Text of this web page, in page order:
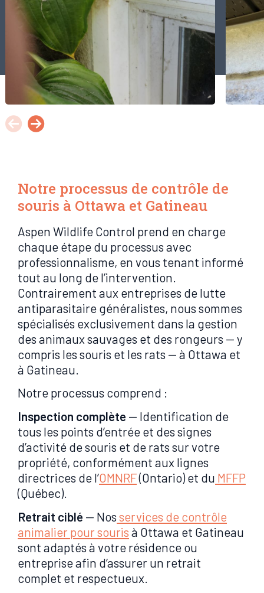
Notre processus de contrôle de
souris à Ottawa et Gatineau
Aspen Wildlife Control prend en charge
chaque étape du processus avec
professionnalisme, en vous tenant informé
tout au long de l’intervention.
Contrairement aux entreprises de lutte
antiparasitaire généralistes, nous sommes
spécialisés exclusivement dans la gestion
des animaux sauvages et des rongeurs — y
compris les souris et les rats — à Ottawa et
à Gatineau.
Notre processus comprend :
Inspection complète — Identification de
tous les points d’entrée et des signes
d’activité de souris et de rats sur votre
propriété, conformément aux lignes
directrices de l’OMNRF(Ontario) et du MFFP
(Québec).
Retrait ciblé — Nos services de contrôle
animalier pour souris à Ottawa et Gatineau
sont adaptés à votre résidence ou
entreprise afin d’assurer un retrait
complet et respectueux.